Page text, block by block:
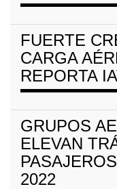
FUERTE
CARGA
REPORTA
GRUPOS
ELEVAN
2022